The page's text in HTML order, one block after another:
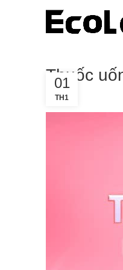
Thuốc
01
TH1